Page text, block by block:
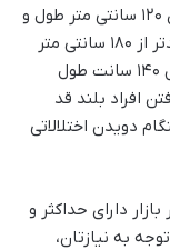
است، تسمه‌ای را انتخاب کنید که حداقل دارای ۱۲۰ سانتی متر طول و
۴۵ سانتی متر عرض باشد. البته اگر قدتان بلندتر از ۱۸۰ سانتی متر
باشد، بهتر است تردمیلی تهیه کنید که حداقل ۱۴۰ سانت طول
برای راه رفتن افراد بلند قد
دویدن اختلالاتی
دارای حداکثر و
به نیازتان،